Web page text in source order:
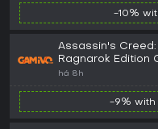
-10%
Assassin's Creed:
Ragnarok Edition
One/Series)
há 8h
-9% with